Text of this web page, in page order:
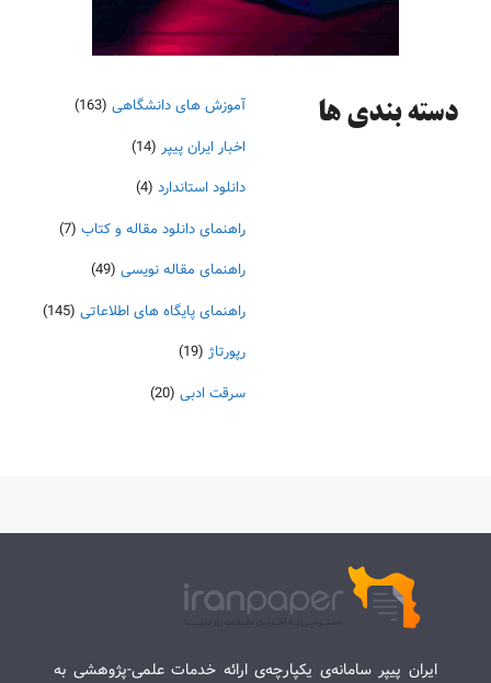
دسته‌ بندی ها آموزش های دانشگاهی (163)
اخبار ایران پیپر (14)
دانلود استاندارد (4)
راهنمای دانلود مقاله و کتاب (7)
راهنمای مقاله نویسی (49)
راهنمای پایگاه های اطلاعاتی (145)
رپورتاژ (19)
سرقت ادبی (20)
ایران پیپر سامانه‌ی یکپارچه‌ی ارائه خدمات علمی-پژوهشی به